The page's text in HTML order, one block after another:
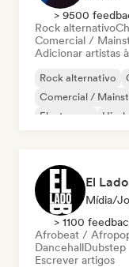
> 9500
Rock alternativo
Comercial /
Adicionar artistas
Rock alternativo
Comercial /
Electropop
Hip-
El
Mídia/
> 1100
Afrobeat /
DancehallDubstep
Escrever artigos